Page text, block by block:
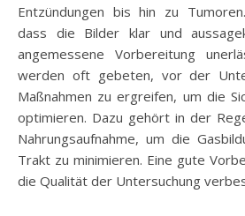
Entzündungen bis hin zu
dass die Bilder klar und
angemessene Vorbereitung
werden oft gebeten, vor der
Maßnahmen zu ergreifen, um die
optimieren. Dazu gehört in der
Nahrungsaufnahme, um die
Trakt zu minimieren. Eine gute
die Qualität der Untersuchung